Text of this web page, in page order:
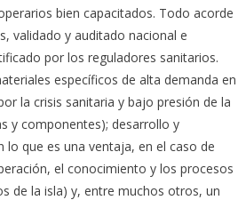
bien capacitados. Todo acorde
validado y auditado nacional e
por los reguladores sanitarios.
específicos de alta demanda en
la crisis sanitaria y bajo presión de la
y componentes); desarrollo y
lo que es una ventaja, en el caso de
el conocimiento y los procesos
de la isla) y, entre muchos otros, un